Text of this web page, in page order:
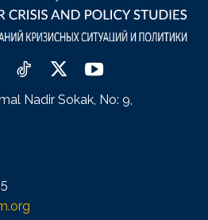
Nadir Sokak, No: 9,